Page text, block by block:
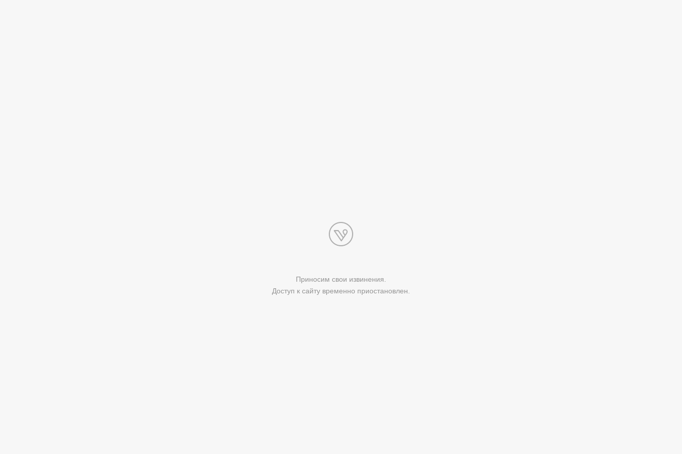
Приносим свои извинения.
Доступ к сайту временно приостановлен.